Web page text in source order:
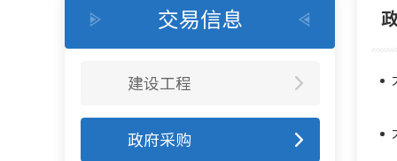
交易信息
建设工程
政府采购